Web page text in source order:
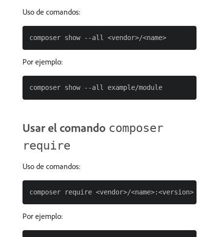
Uso de comandos:
Por ejemplo:
Usar el comando composer
require
Uso de comandos:
Por ejemplo: